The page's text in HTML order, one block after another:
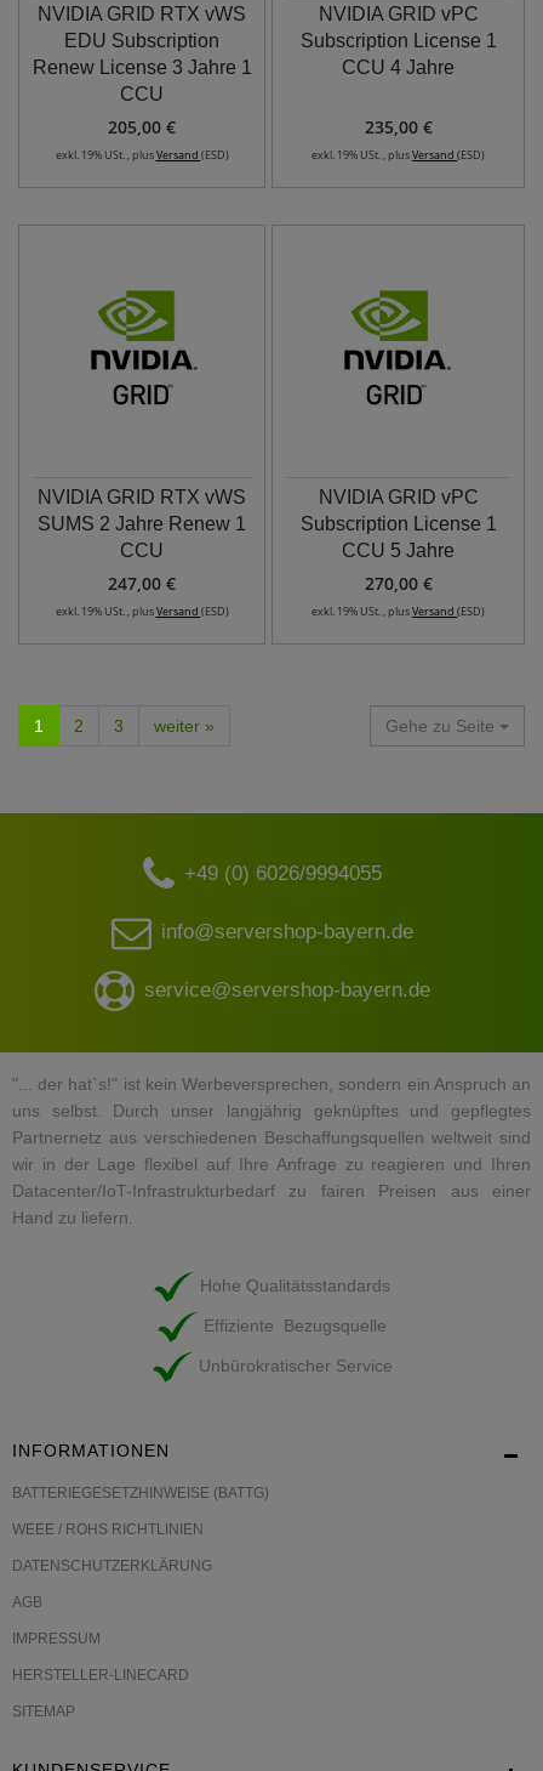
NVIDIA GRID RTX vWS
EDU Subscription
Renew License 3 Jahre 1
CCU
205,00 €
exkl. 19% USt. , plusVersand (ESD)
NVIDIA GRID vPC
Subscription License 1
CCU 4 Jahre
235,00 €
exkl. 19% USt. , plusVersand (ESD)
NVIDIA GRID RTX vWS
SUMS 2 Jahre Renew 1
CCU
247,00 €
exkl. 19% USt. , plusVersand (ESD)
NVIDIA GRID vPC
Subscription License 1
CCU 5 Jahre
270,00 €
exkl. 19% USt. , plusVersand (ESD)
1 2 3 weiter » Gehe zu Seite
+49 (0) 6026/9994055
info@servershop-bayern.de
service@servershop-bayern.de
"... der hat`s!" ist kein Werbeversprechen, sondern ein Anspruch an
uns selbst. Durch unser langjährig geknüpftes und gepflegtes
Partnernetz aus verschiedenen Beschaffungsquellen weltweit sind
wir in der Lage flexibel auf Ihre Anfrage zu reagieren und Ihren
Datacenter/IoT-Infrastrukturbedarf zu fairen Preisen aus einer
Hand zu liefern.
Hohe Qualitätsstandards
Effiziente Bezugsquelle
Unbürokratischer Service
INFORMATIONEN
BATTERIEGESETZHINWEISE (BATTG)
WEEE / ROHS RICHTLINIEN
DATENSCHUTZERKLÄRUNG
AGB
IMPRESSUM
HERSTELLER-LINECARD
SITEMAP